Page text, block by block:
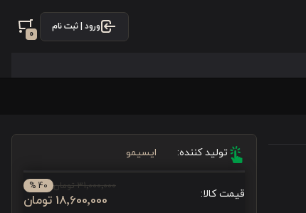
ورود | ثبت نام
0
تولید کننده: ایسیمو
قیمت کالا:
31٬000٬000 تومان 40 %
18٬600٬000 تومان